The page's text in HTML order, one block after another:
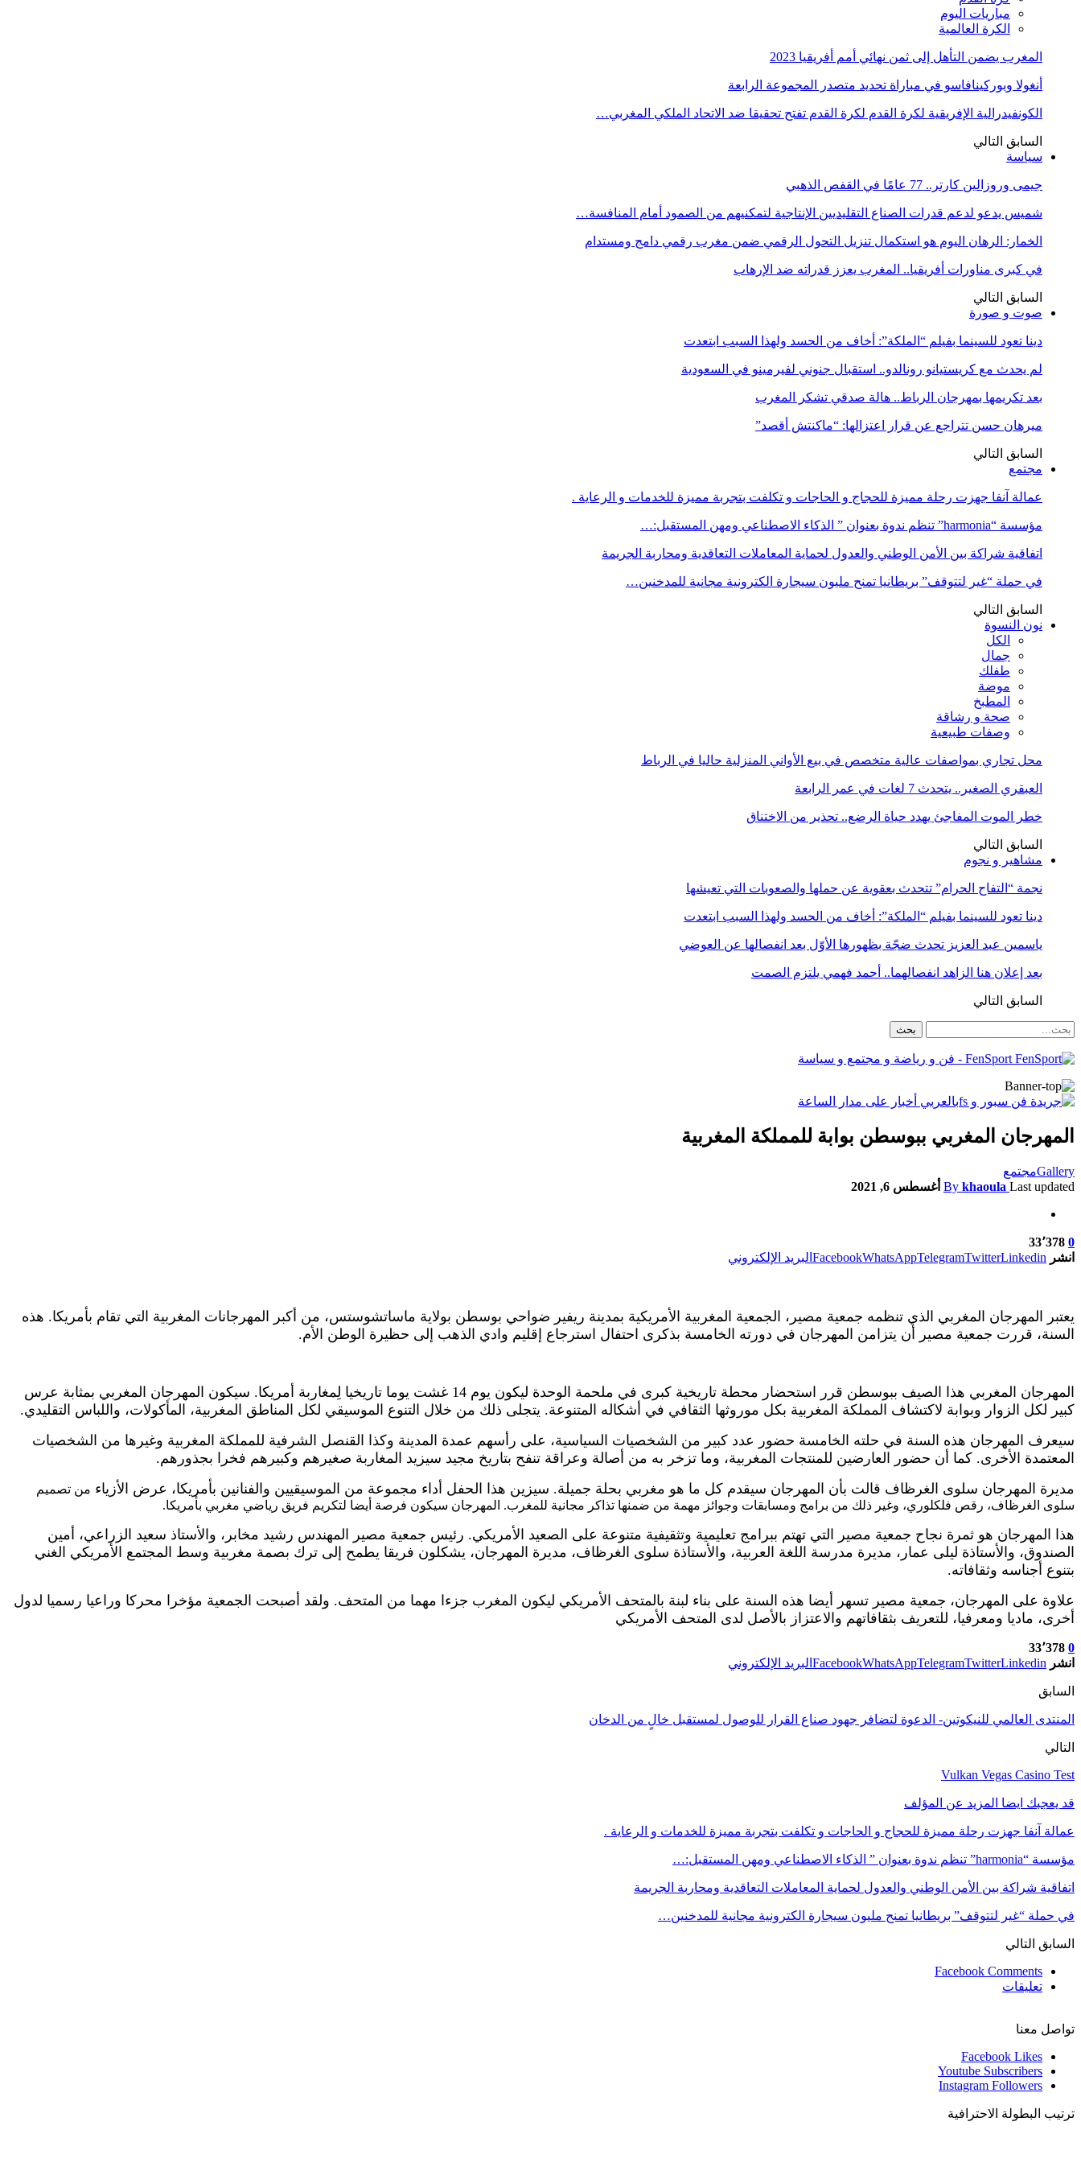
مباريات اليوم
الكرة العالمية
المغرب يضمن التأهل إلى ثمن نهائي أمم أفريقيا 2023
أنغولا وبوركينافاسو في مباراة تحديد متصدر المجموعة الرابعة
الكونفيدرالية الإفريقية لكرة القدم لكرة القدم تفتح تحقيقا ضد الاتحاد الملكي المغربي…
السابق التالي
سياسة
جيمى وروزالين كارتر.. 77 عامًا في القفص الذهبي
شميس يدعو لدعم قدرات الصناع التقليديين الإنتاجية لتمكنيهم من الصمود أمام المنافسة…
الخمار: الرهان اليوم هو استكمال تنزيل التحول الرقمي ضمن مغرب رقمي دامج ومستدام
في كبرى مناورات أفريقيا.. المغرب يعزز قدراته ضد الإرهاب
السابق التالي
صوت و صورة
دينا تعود للسينما بفيلم “الملكة”: أخاف من الحسد ولهذا السبب ابتعدت
لم يحدث مع كريستيانو رونالدو.. استقبال جنوني لفيرمينو في السعودية
بعد تكريمها بمهرجان الرباط.. هالة صدقي تشكر المغرب
ميرهان حسن تتراجع عن قرار اعتزالها: “ماكنتش أقصد”
السابق التالي
مجتمع
عمالة آنفا جهزت رحلة مميزة للحجاج و الحاجات و تكلفت بتجربة مميزة للخدمات و الرعاية .
مؤسسة “harmonia” تنظم ندوة بعنوان ” الذكاء الاصطناعي ومهن المستقبل:…
اتفاقية شراكة بين الأمن الوطني والعدول لحماية المعاملات التعاقدية ومحاربة الجريمة
في حملة “غير لتتوقف” بريطانيا تمنح مليون سيجارة الكترونية مجانية للمدخنين…
السابق التالي
نون النسوة
الكل
جمال
طفلك
موضة
المطبخ
صحة و رشاقة
وصفات طبيعية
محل تجاري بمواصفات عالية متخصص في بيع الأواني المنزلية حاليا في الرباط
العبقري الصغير.. يتحدث 7 لغات في عمر الرابعة
خطر الموت المفاجئ يهدد حياة الرضع.. تحذير من الاختناق
السابق التالي
مشاهير و نجوم
نجمة “التفاح الحرام” تتحدث بعقوية عن حملها والصعوبات التي تعيشها
دينا تعود للسينما بفيلم “الملكة”: أخاف من الحسد ولهذا السبب ابتعدت
ياسمين عبد العزيز تحدث ضجّة بظهورها الأوّل بعد انفصالها عن العوضي
بعد إعلان هنا الزاهد انفصالهما.. أحمد فهمي يلتزم الصمت
السابق التالي
FenSport - فن و رياضة و مجتمع و سياسة
المهرجان المغربي ببوسطن بوابة للمملكة المغربية
Galleryمجتمع
By khaoula Last updated أغسطس 6, 2021
0 33٬378
انشر
FacebookWhatsAppTelegramTwitterLinkedin البريد الإلكتروني
يعتبر المهرجان المغربي الذي تنظمه جمعية مصير، الجمعية المغربية الأمريكية بمدينة ريفير ضواحي بوسطن بولاية ماساتشوستس، من أكبر المهرجانات المغربية التي تقام بأمريكا. هذه
السنة، قررت جمعية مصير أن يتزامن المهرجان في دورته الخامسة بذكرى احتفال استرجاع إقليم وادي الذهب إلى حظيرة الوطن الأم.
المهرجان المغربي هذا الصيف ببوسطن قرر استحضار محطة تاريخية كبرى في ملحمة الوحدة ليكون يوم 14 غشت يوما تاريخيا لِمغاربة أمريكا. سيكون المهرجان المغربي بمثابة عرس
كبير لكل الزوار وبوابة لاكتشاف المملكة المغربية بكل موروثها الثقافي في أشكاله المتنوعة. يتجلى ذلك من خلال التنوع الموسيقي لكل المناطق المغربية، المأكولات، واللباس التقليدي.
سيعرف المهرجان هذه السنة في حلته الخامسة حضور عدد كبير من الشخصيات السياسية، على رأسهم عمدة المدينة وكذا القنصل الشرفية للمملكة المغربية وغيرها من الشخصيات
المعتمدة الأخرى. كما أن حضور العارضين للمنتجات المغربية، وما تزخر به من أصالة وعراقة تنفح بتاريخ مجيد سيزيد المغاربة صغيرهم وكبيرهم فخرا بجذورهم.
مديرة المهرجان سلوى الغرظاف قالت بأن المهرجان سيقدم كل ما هو مغربي بحلة جميلة. سيزين هذا الحفل أداء مجموعة من الموسيقيين والفنانين بأمريكا، عرض الأزياء من تصميم
سلوى الغرظاف، رقص فلكلوري، وغير ذلك من برامج ومسابقات وجوائز مهمة من ضمنها تذاكر مجانية للمغرب. المهرجان سيكون فرصة أيضا لتكريم فريق رياضي مغربي بأمريكا.
هذا المهرجان هو ثمرة نجاح جمعية مصير التي تهتم ببرامج تعليمية وتثقيفية متنوعة على الصعيد الأمريكي. رئيس جمعية مصير المهندس رشيد مخابر، والأستاذ سعيد الزراعي، أمين
الصندوق، والأستاذة ليلى عمار، مديرة مدرسة اللغة العربية، والأستاذة سلوى الغرظاف، مديرة المهرجان، يشكلون فريقا يطمح إلى ترك بصمة مغربية وسط المجتمع الأمريكي الغني
بتنوع أجناسه وثقافاته.
علاوة على المهرجان، جمعية مصير تسهر أيضا هذه السنة على بناء لبنة بالمتحف الأمريكي ليكون المغرب جزءا مهما من المتحف. ولقد أصبحت الجمعية مؤخرا محركا وراعيا رسميا لدول
أخرى، ماديا ومعرفيا، للتعريف بثقافاتهم والاعتزاز بالأصل لدى المتحف الأمريكي
0 33٬378
انشر
FacebookWhatsAppTelegramTwitterLinkedin البريد الإلكتروني
السابق
المنتدى العالمي للنيكوتين- الدعوة لتضافر جهود صناع القرار للوصول لمستقبل خالٍ من الدخان
التالي
Vulkan Vegas Casino Test
قد يعجبك ايضا المزيد عن المؤلف
عمالة آنفا جهزت رحلة مميزة للحجاج و الحاجات و تكلفت بتجربة مميزة للخدمات و الرعاية .
مؤسسة “harmonia” تنظم ندوة بعنوان ” الذكاء الاصطناعي ومهن المستقبل:…
اتفاقية شراكة بين الأمن الوطني والعدول لحماية المعاملات التعاقدية ومحاربة الجريمة
في حملة “غير لتتوقف” بريطانيا تمنح مليون سيجارة الكترونية مجانية للمدخنين…
السابق التالي
Facebook Comments
تعليقات
تواصل معنا
Facebook Likes
Youtube Subscribers
Instagram Followers
ترتيب البطولة الاحترافية